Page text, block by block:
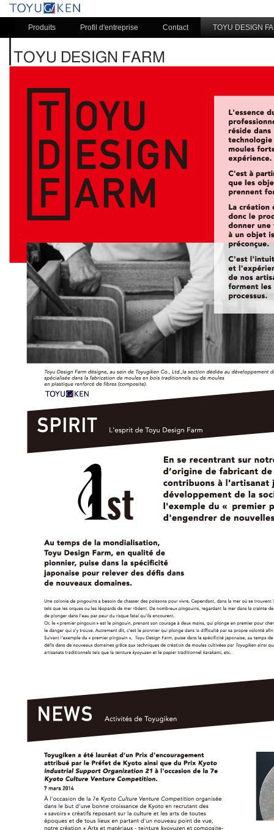
Produits Profil d'entreprise Contact TOYU DESIGN
TOYU DESIGN FARM